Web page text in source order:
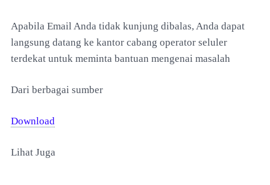
Apabila Email Anda tidak kunjung dibalas, Anda dapat
langsung datang ke kantor cabang operator seluler
terdekat untuk meminta bantuan mengenai masalah
Dari berbagai sumber
Download
Lihat Juga